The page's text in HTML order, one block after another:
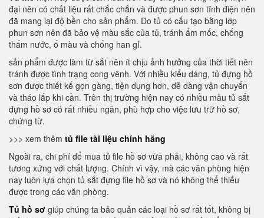
đại nên có chất liệu rất chắc chắn và được phun sơn tĩnh điện nên
đã mang lại độ bền cho sản phẩm. Do tủ có cấu tạo bằng lớp
phun sơn nên đã bảo vệ màu sắc của tủ, tránh ẩm mốc, chống
thấm nước, ố màu và chống han gỉ.
sản phẩm được làm từ sắt nên ít chịu ảnh hưởng của thời tiết nên
tránh được tình trạng cong vênh. Với nhiều kiểu dáng, tủ đựng hồ
sơn được thiết kế gọn gàng, tiện dụng hơn, dễ dàng vận chuyển
và tháo lắp khi cần. Trên thị trường hiện nay có nhiều mẫu tủ sắt
đựng hồ sơ có rất nhiều ngăn, phù hợp cho việc lưu trữ hồ sơ,
chứng từ.
>>> xem thêm tủ file tài liệu chính hãng
Ngoài ra, chi phí để mua tủ file hồ sơ vừa phải, không cao và rất
tương xứng với chất lượng. Chính vì vậy, mà các văn phòng hiện
nay luôn lựa chọn tủ sắt đựng file hồ sơ và nó không thể thiếu
được trong các văn phòng.
Tủ hồ sơ giúp chúng ta bảo quản các loại hồ sơ rất tốt, không bị